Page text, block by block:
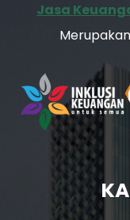
Jasa
Merupakan